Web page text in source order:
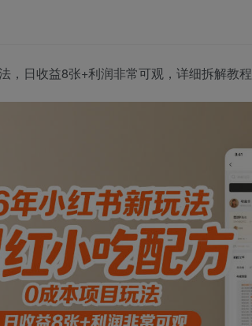
，日收益8张+利润非常可观，详细拆解教程